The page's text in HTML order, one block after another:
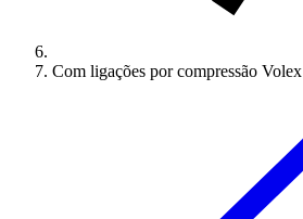
Com ligações por compressão Volex